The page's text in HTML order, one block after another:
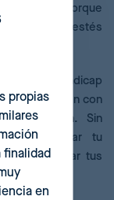
bien, porque
de juego estés
es un hándicap
rivalizan con
función. Sin
para igualar tu
aumentar tus
propias
finalidad
en